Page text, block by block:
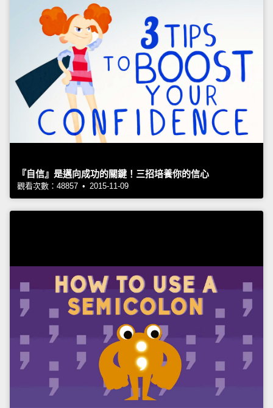
『自信』是邁向成功的關鍵！三招培養你的信心
觀看次數：48857 • 2015-11-09